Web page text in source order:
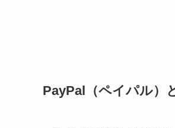
PayPal（ペイパル）